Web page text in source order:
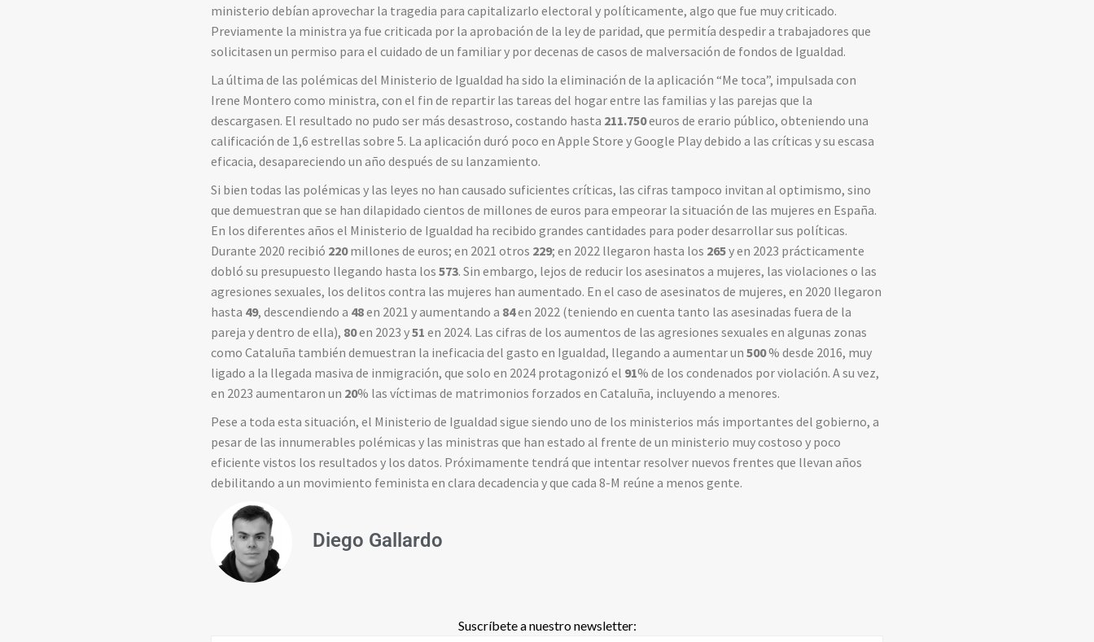
ministerio debían aprovechar la tragedia para capitalizarlo electoral y políticamente, algo que fue muy criticado.
Previamente la ministra ya fue criticada por la aprobación de la ley de paridad, que permitía despedir a trabajadores que
solicitasen un permiso para el cuidado de un familiar y por decenas de casos de malversación de fondos de Igualdad.
La última de las polémicas del Ministerio de Igualdad ha sido la eliminación de la aplicación “Me toca”, impulsada con
Irene Montero como ministra, con el fin de repartir las tareas del hogar entre las familias y las parejas que la
descargasen. El resultado no pudo ser más desastroso, costando hasta 211.750euros de erario público, obteniendo una
calificación de 1,6 estrellas sobre 5. La aplicación duró poco en Apple Store y Google Play debido a las críticas y su escasa
eficacia, desapareciendo un año después de su lanzamiento.
Si bien todas las polémicas y las leyes no han causado suficientes críticas, las cifras tampoco invitan al optimismo, sino
que demuestran que se han dilapidado cientos de millones de euros para empeorar la situación de las mujeres en España.
En los diferentes años el Ministerio de Igualdad ha recibido grandes cantidades para poder desarrollar sus políticas.
Durante 2020 recibió 220millones de euros; en 2021 otros 229; en 2022 llegaron hasta los 265y en 2023 prácticamente
dobló su presupuesto llegando hasta los573. Sin embargo, lejos de reducir los asesinatos a mujeres, las violaciones o las
agresiones sexuales, los delitos contra las mujeres han aumentado. En el caso de asesinatos de mujeres, en 2020 llegaron
hasta 49, descendiendo a 48en 2021 y aumentando a 84en 2022 (teniendo en cuenta tanto las asesinadas fuera de la
pareja y dentro de ella), 80en 2023 y51 en 2024. Las cifras de los aumentos de las agresiones sexuales en algunas zonas
como Cataluña también demuestran la ineficacia del gasto en Igualdad, llegando a aumentar un500% desde 2016, muy
ligado a la llegada masiva de inmigración, que solo en 2024 protagonizó el 91% de los condenados por violación. A su vez,
en 2023 aumentaron un 20% las víctimas de matrimonios forzados en Cataluña, incluyendo a menores.
Pese a toda esta situación, el Ministerio de Igualdad sigue siendo uno de los ministerios más importantes del gobierno, a
pesar de las innumerables polémicas y las ministras que han estado al frente de un ministerio muy costoso y poco
eficiente vistos los resultados y los datos. Próximamente tendrá que intentar resolver nuevos frentes que llevan años
debilitando a un movimiento feminista en clara decadencia y que cada 8-M reúne a menos gente.
Diego Gallardo
Suscríbete a nuestro newsletter: